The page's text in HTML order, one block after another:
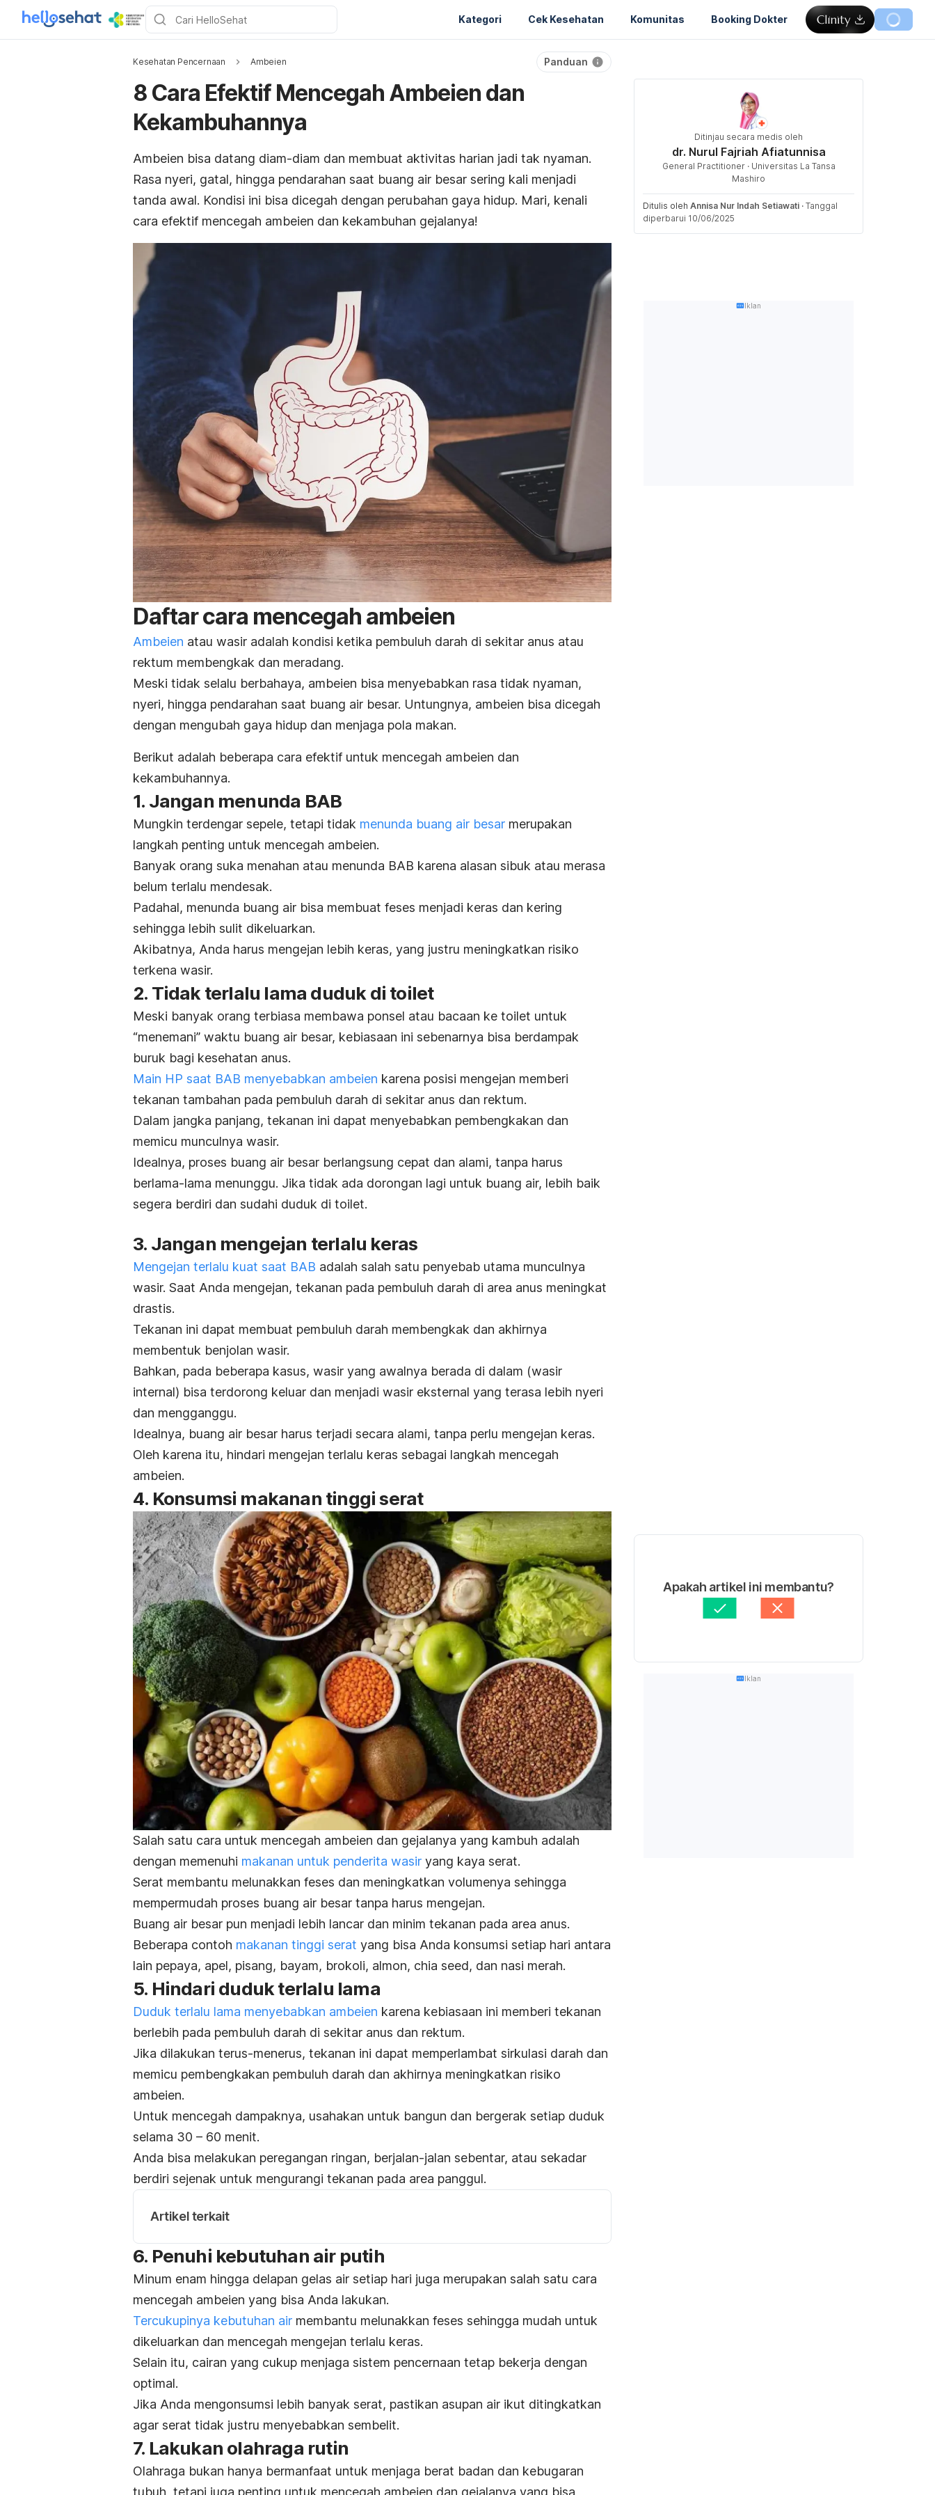
Kategori Cek Kesehatan Komunitas Booking Dokter
Kesehatan Pencernaan Ambeien Panduan
8 Cara Efektif Mencegah Ambeien dan
Kekambuhannya
Ambeien bisa datang diam-diam dan membuat aktivitas harian jadi tak nyaman.
Rasa nyeri, gatal, hingga pendarahan saat buang air besar sering kali menjadi
tanda awal. Kondisi ini bisa dicegah dengan perubahan gaya hidup. Mari, kenali
cara efektif mencegah ambeien dan kekambuhan gejalanya!
Daftar cara mencegah ambeien
Ambeien atau wasir adalah kondisi ketika pembuluh darah di sekitar anus atau
rektum membengkak dan meradang.
Meski tidak selalu berbahaya, ambeien bisa menyebabkan rasa tidak nyaman,
nyeri, hingga pendarahan saat buang air besar. Untungnya, ambeien bisa dicegah
dengan mengubah gaya hidup dan menjaga pola makan.
Berikut adalah beberapa cara efektif untuk mencegah ambeien dan
kekambuhannya.
1. Jangan menunda BAB
Mungkin terdengar sepele, tetapi tidak menunda buang air besar merupakan
langkah penting untuk mencegah ambeien.
Banyak orang suka menahan atau menunda BAB karena alasan sibuk atau merasa
belum terlalu mendesak.
Padahal, menunda buang air bisa membuat feses menjadi keras dan kering
sehingga lebih sulit dikeluarkan.
Akibatnya, Anda harus mengejan lebih keras, yang justru meningkatkan risiko
terkena wasir.
2. Tidak terlalu lama duduk di toilet
Meski banyak orang terbiasa membawa ponsel atau bacaan ke toilet untuk
“menemani” waktu buang air besar, kebiasaan ini sebenarnya bisa berdampak
buruk bagi kesehatan anus.
Main HP saat BAB menyebabkan ambeien karena posisi mengejan memberi
tekanan tambahan pada pembuluh darah di sekitar anus dan rektum.
Dalam jangka panjang, tekanan ini dapat menyebabkan pembengkakan dan
memicu munculnya wasir.
Idealnya, proses buang air besar berlangsung cepat dan alami, tanpa harus
berlama-lama menunggu. Jika tidak ada dorongan lagi untuk buang air, lebih baik
segera berdiri dan sudahi duduk di toilet.
3. Jangan mengejan terlalu keras
Mengejan terlalu kuat saat BAB adalah salah satu penyebab utama munculnya
wasir. Saat Anda mengejan, tekanan pada pembuluh darah di area anus meningkat
drastis.
Tekanan ini dapat membuat pembuluh darah membengkak dan akhirnya
membentuk benjolan wasir.
Bahkan, pada beberapa kasus, wasir yang awalnya berada di dalam (wasir
internal) bisa terdorong keluar dan menjadi wasir eksternal yang terasa lebih nyeri
dan mengganggu.
Idealnya, buang air besar harus terjadi secara alami, tanpa perlu mengejan keras.
Oleh karena itu, hindari mengejan terlalu keras sebagai langkah mencegah
ambeien.
4. Konsumsi makanan tinggi serat
Salah satu cara untuk mencegah ambeien dan gejalanya yang kambuh adalah
dengan memenuhi makanan untuk penderita wasir yang kaya serat.
Serat membantu melunakkan feses dan meningkatkan volumenya sehingga
mempermudah proses buang air besar tanpa harus mengejan.
Buang air besar pun menjadi lebih lancar dan minim tekanan pada area anus.
Beberapa contoh makanan tinggi serat yang bisa Anda konsumsi setiap hari antara
lain pepaya, apel, pisang, bayam, brokoli, almon, chia seed, dan nasi merah.
5. Hindari duduk terlalu lama
Duduk terlalu lama menyebabkan ambeien karena kebiasaan ini memberi tekanan
berlebih pada pembuluh darah di sekitar anus dan rektum.
Jika dilakukan terus-menerus, tekanan ini dapat memperlambat sirkulasi darah dan
memicu pembengkakan pembuluh darah dan akhirnya meningkatkan risiko
ambeien.
Untuk mencegah dampaknya, usahakan untuk bangun dan bergerak setiap duduk
selama 30 – 60 menit.
Anda bisa melakukan peregangan ringan, berjalan-jalan sebentar, atau sekadar
berdiri sejenak untuk mengurangi tekanan pada area panggul.
Artikel terkait
6. Penuhi kebutuhan air putih
Minum enam hingga delapan gelas air setiap hari juga merupakan salah satu cara
mencegah ambeien yang bisa Anda lakukan.
Tercukupinya kebutuhan air membantu melunakkan feses sehingga mudah untuk
dikeluarkan dan mencegah mengejan terlalu keras.
Selain itu, cairan yang cukup menjaga sistem pencernaan tetap bekerja dengan
optimal.
Jika Anda mengonsumsi lebih banyak serat, pastikan asupan air ikut ditingkatkan
agar serat tidak justru menyebabkan sembelit.
7. Lakukan olahraga rutin
Olahraga bukan hanya bermanfaat untuk menjaga berat badan dan kebugaran
tubuh, tetapi juga penting untuk mencegah ambeien dan gejalanya yang bisa
Ditinjau secara medis oleh
dr. Nurul Fajriah Afiatunnisa
General Practitioner · Universitas La Tansa
Mashiro
Ditulis oleh Annisa Nur Indah Setiawati · Tanggal
diperbarui 10/06/2025
Iklan
Apakah artikel ini membantu?
Iklan